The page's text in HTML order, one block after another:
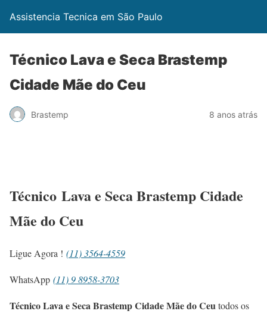
Assistencia Tecnica em São Paulo
Técnico Lava e Seca Brastemp
Cidade Mãe do Ceu
Brastemp 8 anos atrás
Técnico Lava e Seca Brastemp Cidade
Mãe do Ceu
Ligue Agora ! (11) 3564-4559
WhatsApp (11) 9 8958-3703
Técnico Lava e Seca Brastemp Cidade Mãe do Ceutodos os